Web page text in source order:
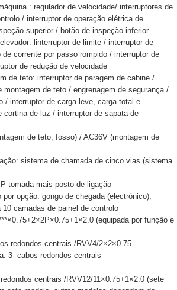
: regulador de velocidade/ interruptores de
/ interruptor de operação elétrica de
superior / botão de inspeção inferior
linterruptor de limite / interruptor de
corrente por passo rompido / interruptor de
de redução de velocidade
de teto: interruptor de paragem de cabine /
montagem de teto / engrenagem de segurança /
/ interruptor de carga leve, carga total e
cortina de luz / interruptor de sapata de
de teto, fosso) / AC36V (montagem de
sistema de chamada de cinco vias (sistema
tomada mais posto de ligação
por opção: gongo de chegada (electrónico),
10 camadas de painel de controlo
(equipada por função e
redondos centrais /RVV4/2×2×0.75
3- cabos redondos centrais
centrais /RVV12/11×0.75+1×2.0 (sete